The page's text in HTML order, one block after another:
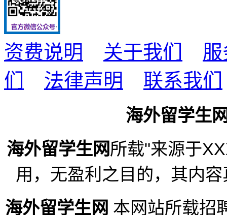
资费说明 关于我们
们
法律声明 联系我们
海外留学生
海外留学生网所载"来源于
用，无盈利之目的，其内
海外留学生网 本网站所载招